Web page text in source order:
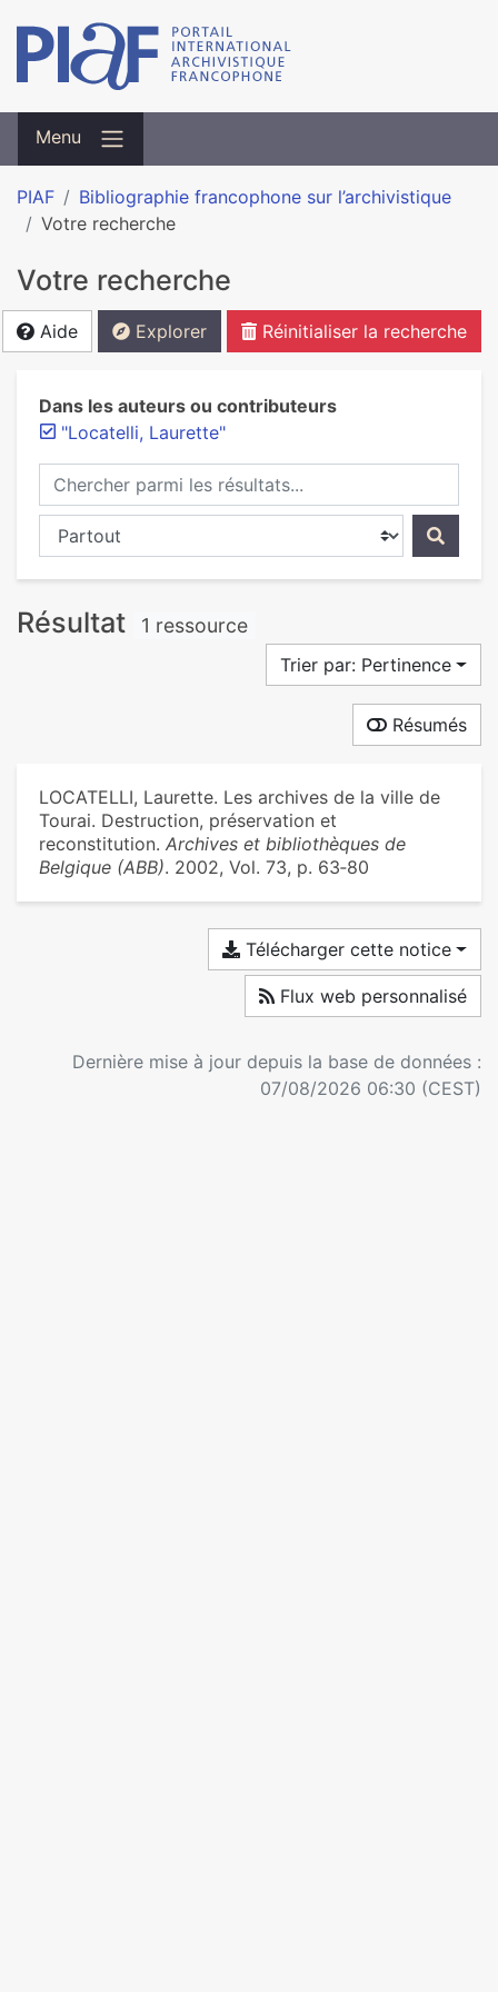
Menu
PIAF
Bibliographie francophone sur l’archivistique
Votre recherche
Votre recherche
Aide Explorer Réinitialiser la recherche
Dans les auteurs ou contributeurs
"Locatelli, Laurette"
Chercher parmi les résultats...
Chercher dans...
Résultat 1 ressource
Trier par: Pertinence
Résumés
LOCATELLI, Laurette. Les archives de la ville de
Tourai. Destruction, préservation et
reconstitution. Archives et bibliothèques de
Belgique (ABB). 2002, Vol. 73, p. 63‑80
Télécharger cette notice
Flux web personnalisé
Dernière mise à jour depuis la base de données :
07/08/2026 06:30 (CEST)